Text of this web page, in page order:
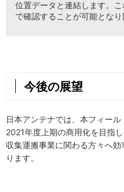
位置データと連結します。
で確認することが可能とな
今後の展望
日本アンテナでは、本フィール
2021年度上期の商用化を目指
収集運搬事業に関わる方々へ
ります。